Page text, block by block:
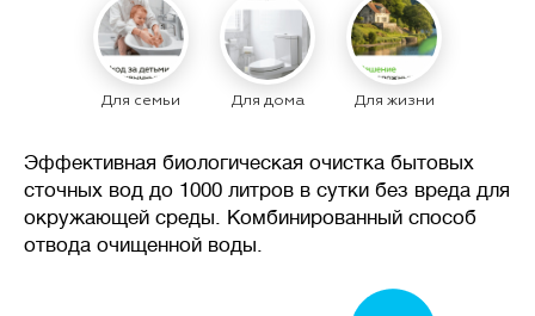
Для семьи Для дома Для жизни
Эффективная биологическая очистка бытовых
сточных вод до 1000 литров в сутки без вреда для
окружающей среды. Комбинированный способ
отвода очищенной воды.
с отключением электричества,
важно, чтобы система легко
запускалась заново.
системы очистки, даже при
неравномерном поступлении
стоков в течение дня.